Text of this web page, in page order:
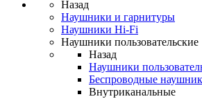
Назад
Наушники и гарнитуры
Наушники Hi-Fi
Наушники пользовательские
Назад
Наушники
Беспроводные
Внутриканальные